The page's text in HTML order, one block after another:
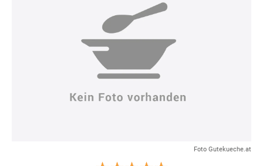
Foto Gutekueche.at